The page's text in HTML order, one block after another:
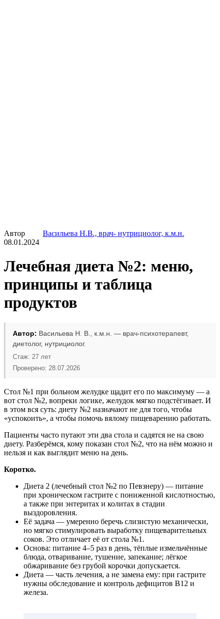
Автор
Васильева Н.В., врач- нутрициолог, к.м.н.
08.01.2024
Лечебная диета №2: меню,
принципы и таблица
продуктов
Автор: Васильева Н. В., к.м.н. — врач-психотерапевт,
диетолог, нутрициолог.
Стаж: 27 лет
Проверено: 28.07.2026
Стол №1 при больном желудке щадит его по максимуму — а
вот стол №2, вопреки логике, желудок мягко подстёгивает. И
в этом вся суть: диету №2 назначают не для того, чтобы
«успокоить», а чтобы помочь вялому пищеварению работать.
Пациенты часто путают эти два стола и садятся не на свою
диету. Разберёмся, кому показан стол №2, что на нём можно и
нельзя и как выглядит меню на день.
Коротко.
Диета 2 (лечебный стол №2 по Певзнеру) — питание
при хроническом гастрите с пониженной кислотностью,
а также при энтеритах и колитах в стадии
выздоровления.
Её задача — умеренно беречь слизистую механически,
но мягко стимулировать выработку пищеварительных
соков. Это отличает её от стола №1.
Основа: питание 4–5 раз в день, тёплые измельчённые
блюда, отваривание, тушение, запекание; лёгкое
обжаривание без грубой корочки допускается.
Диета — часть лечения, а не замена ему: при гастрите
нужны обследование и контроль дефицитов B12 и
железа.